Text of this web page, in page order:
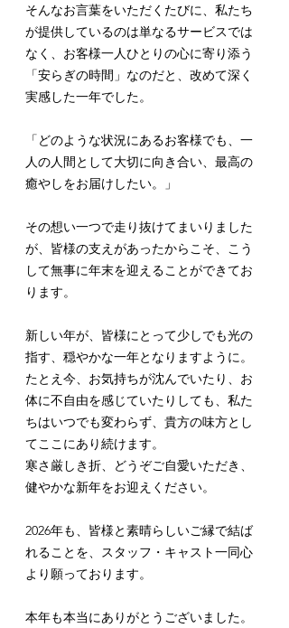
そんなお言葉をいただくたびに、私たち
が提供しているのは単なるサービスでは
なく、お客様一人ひとりの心に寄り添う
「安らぎの時間」なのだと、改めて深く
実感した一年でした。
「どのような状況にあるお客様でも、一
人の人間として大切に向き合い、最高の
癒やしをお届けしたい。」
その想い一つで走り抜けてまいりました
が、皆様の支えがあったからこそ、こう
して無事に年末を迎えることができてお
ります。
新しい年が、皆様にとって少しでも光の
指す、穏やかな一年となりますように。
たとえ今、お気持ちが沈んでいたり、お
体に不自由を感じていたりしても、私た
ちはいつでも変わらず、貴方の味方とし
てここにあり続けます。
寒さ厳しき折、どうぞご自愛いただき、
健やかな新年をお迎えください。
2026年も、皆様と素晴らしいご縁で結ば
れることを、スタッフ・キャスト一同心
より願っております。
本年も本当にありがとうございました。